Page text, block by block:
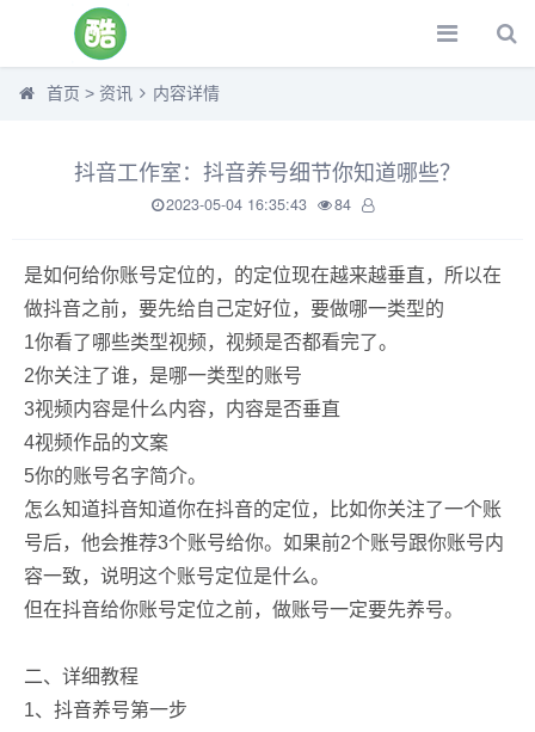
首页 > 资讯 内容详情
抖音工作室：抖音养号细节你知道哪些？
2023-05-04 16:35:43 84
是如何给你账号定位的，的定位现在越来越垂直，所以在
做抖音之前，要先给自己定好位，要做哪一类型的
1你看了哪些类型视频，视频是否都看完了。
2你关注了谁，是哪一类型的账号
3视频内容是什么内容，内容是否垂直
4视频作品的文案
5你的账号名字简介。
怎么知道抖音知道你在抖音的定位，比如你关注了一个账
号后，他会推荐3个账号给你。如果前2个账号跟你账号内
容一致，说明这个账号定位是什么。
但在抖音给你账号定位之前，做账号一定要先养号。
二、详细教程
1、抖音养号第一步